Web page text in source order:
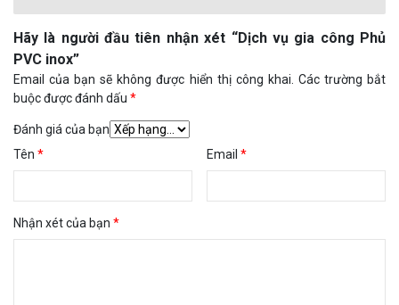
Hãy là người đầu tiên nhận xét “Dịch vụ gia công Phủ
PVC inox”
Email của bạn sẽ không được hiển thị công khai. Các trường bắt
buộc được đánh dấu *
Đánh giá của bạn
Nhận xét của bạn *
Tên * Email*